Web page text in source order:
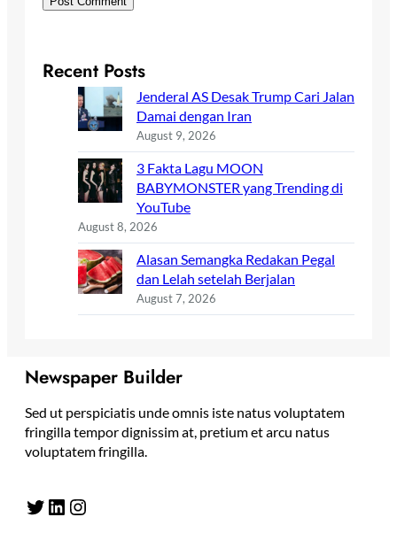
Recent Posts
Jenderal AS Desak Trump Cari Jalan
Damai dengan Iran
August 9, 2026
3 Fakta Lagu MOON
BABYMONSTER yang Trending di
YouTube
August 8, 2026
Alasan Semangka Redakan Pegal
dan Lelah setelah Berjalan
August 7, 2026
Newspaper Builder
Sed ut perspiciatis unde omnis iste natus voluptatem
fringilla tempor dignissim at, pretium et arcu natus
voluptatem fringilla.
Twitter LinkedIn Instagram